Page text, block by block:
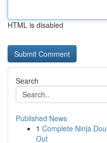
HTML is disabled
Search
Published News
1 Complete Ninja
Out